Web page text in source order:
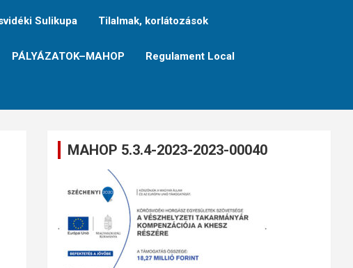
Sulikupa Tilalmak, korlátozások
PÁLYÁZATOK–MAHOP Regulament Local
MAHOP 5.3.4-2023-2023-00040